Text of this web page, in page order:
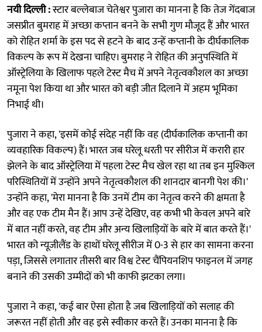
नयी दिल्ली :स्टार बल्लेबाज चेतेश्वर पुजारा का मानना है कि तेज गेंदबाज
जसप्रीत बुमराह में अच्छा कप्तान बनने के सभी गुण मौजूद हैं और भारत
को रोहित शर्मा के इस पद से हटने के बाद उन्हें कप्तानी के दीर्घकालिक
विकल्प के रूप में देखना चाहिए। बुमराह ने रोहित की अनुपस्थिति में
ऑस्ट्रेलिया के खिलाफ पहले टेस्ट मैच में अपने नेतृत्वकौशल का अच्छा
नमूना पेश किया था और भारत को बड़ी जीत दिलाने में अहम भूमिका
निभाई थी।
पुजारा ने कहा, 'इसमें कोई संदेह नहीं कि वह (दीर्घकालिक कप्तानी का
व्यवहारिक विकल्प) हैं। भारत जब घरेलू धरती पर सीरीज में करारी हार
झेलने के बाद ऑस्ट्रेलिया में पहला टेस्ट मैच खेल रहा था तब इन मुश्किल
परिस्थितियों में उन्होंने अपने नेतृत्वकौशल की शानदार बानगी पेश की।'
उन्होंने कहा, 'मेरा मानना है कि उनमें टीम का नेतृत्व करने की क्षमता है
और वह एक टीम मैन हैं। आप उन्हें देखिए, वह कभी भी केवल अपने बारे
में बात नहीं करते, वह टीम और अन्य खिलाड़ियों के बारे में बात करते हैं।'
भारत को न्यूजीलैंड के हाथों घरेलू सीरीज में 0-3 से हार का सामना करना
पड़ा, जिससे लगातार तीसरी बार विश्व टेस्ट चैंपियनशिप फाइनल में जगह
बनाने की उसकी उम्मीदों को भी काफी झटका लगा।
पुजारा ने कहा, 'कई बार ऐसा होता है जब खिलाड़ियों को सलाह की
जरूरत नहीं होती और वह इसे स्वीकार करते हैं। उनका मानना है कि